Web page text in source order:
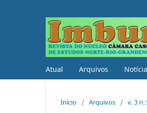
Atual Arquivos
Início / Arquivos / v. 3 n.